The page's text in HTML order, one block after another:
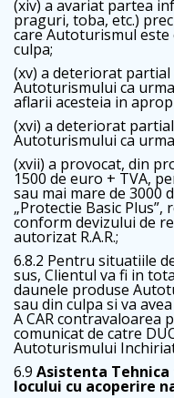
(xiv) a avariat partea
praguri, toba, etc.)
care Autoturismul
culpa;
(xv) a deteriorat
Autoturismului ca
aflarii acesteia in
(xvi) a deteriorat
Autoturismului ca
(xvii) a provocat, din
1500 de euro + TVA,
sau mai mare de 3000
„Protectie Basic Plus”,
conform devizului de
autorizat R.A.R.;
6.8.2 Pentru situatiile
sus, Clientul va fi in
daunele produse
sau din culpa si va
A CAR contravaloarea
comunicat de catre
Autoturismului
6.9 Asistenta
locului cu acoperire